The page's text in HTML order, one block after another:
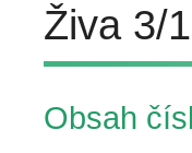
Živa 3/
Obsah